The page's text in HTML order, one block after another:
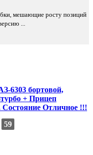
мешающие росту позиций
...
6303 бортовой,
+ Прицеп
Отличное !!!
59